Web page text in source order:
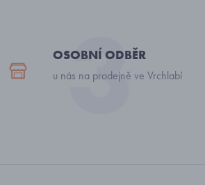
OSOBNÍ ODBĚR
u nás na prodejně ve Vrchlabí